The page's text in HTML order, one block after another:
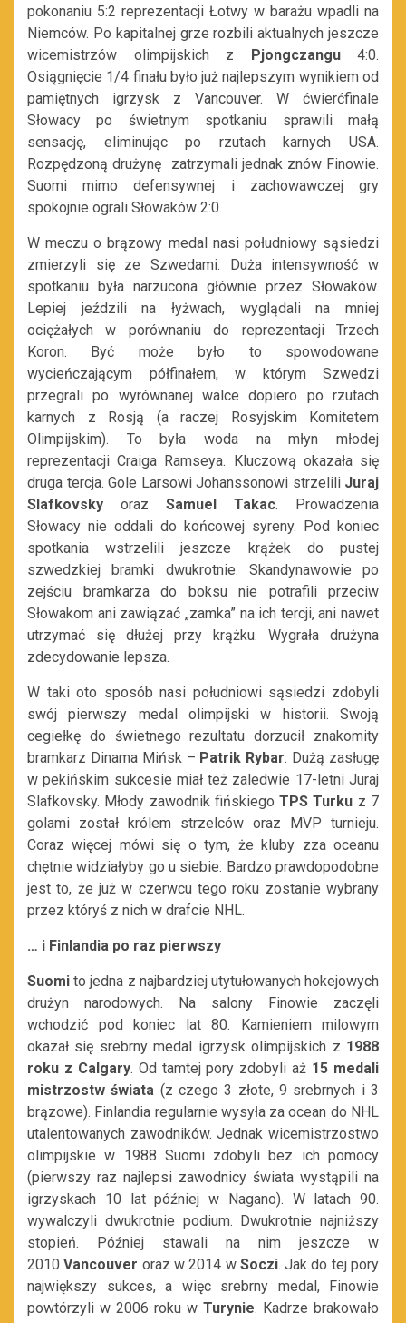
pokonaniu 5:2 reprezentacji Łotwy w barażu wpadli na
Niemców. Po kapitalnej grze rozbili aktualnych jeszcze
wicemistrzów olimpijskich z
Pjongczangu4:0.
Osiągnięcie 1/4 finału było już najlepszym wynikiem od
pamiętnych igrzysk z Vancouver. W ćwierćfinale
Słowacy po świetnym spotkaniu sprawili małą
sensację, eliminując po rzutach karnych USA.
Rozpędzoną drużynę zatrzymali jednak znów Finowie.
Suomi mimo defensywnej i zachowawczej gry
spokojnie ograli Słowaków 2:0.
W meczu o brązowy medal nasi południowy sąsiedzi
zmierzyli się ze Szwedami. Duża intensywność w
spotkaniu była narzucona głównie przez Słowaków.
Lepiej jeździli na łyżwach, wyglądali na mniej
ociężałych w porównaniu do reprezentacji Trzech
Koron. Być może było to spowodowane
wycieńczającym półfinałem, w którym Szwedzi
przegrali po wyrównanej walce dopiero po rzutach
karnych z Rosją (a raczej Rosyjskim Komitetem
Olimpijskim). To była woda na młyn młodej
reprezentacji Craiga Ramseya. Kluczową okazała się
druga tercja. Gole Larsowi Johanssonowi strzelili Juraj
Slafkovsky oraz Samuel Takac. Prowadzenia
Słowacy nie oddali do końcowej syreny. Pod koniec
spotkania wstrzelili jeszcze krążek do pustej
szwedzkiej bramki dwukrotnie. Skandynawowie po
zejściu bramkarza do boksu nie potrafili przeciw
Słowakom ani zawiązać „zamka” na ich tercji, ani nawet
utrzymać się dłużej przy krążku. Wygrała drużyna
zdecydowanie lepsza.
W taki oto sposób nasi południowi sąsiedzi zdobyli
swój pierwszy medal olimpijski w historii. Swoją
cegiełkę do świetnego rezultatu dorzucił znakomity
bramkarz Dinama Mińsk – Patrik Rybar. Dużą zasługę
w pekińskim sukcesie miał też zaledwie 17-letni Juraj
Slafkovsky. Młody zawodnik fińskiegoTPS Turku z 7
golami został królem strzelców oraz MVP turnieju.
Coraz więcej mówi się o tym, że kluby zza oceanu
chętnie widziałyby go u siebie. Bardzo prawdopodobne
jest to, że już w czerwcu tego roku zostanie wybrany
przez któryś z nich w drafcie NHL.
… i Finlandia po raz pierwszy
Suomi to jedna z najbardziej utytułowanych hokejowych
drużyn narodowych. Na salony Finowie zaczęli
wchodzić pod koniec lat 80. Kamieniem milowym
okazał się srebrny medal igrzysk olimpijskich z 1988
roku z Calgary. Od tamtej pory zdobyli aż 15 medali
mistrzostw świata (z czego 3 złote, 9 srebrnych i 3
brązowe). Finlandia regularnie wysyła za ocean do NHL
utalentowanych zawodników. Jednak wicemistrzostwo
olimpijskie w 1988 Suomi zdobyli bez ich pomocy
(pierwszy raz najlepsi zawodnicy świata wystąpili na
igrzyskach 10 lat później w Nagano). W latach 90.
wywalczyli dwukrotnie podium. Dwukrotnie najniższy
stopień. Później stawali na nim jeszcze w
2010Vancouver oraz w 2014 w Soczi. Jak do tej pory
największy sukces, a więc srebrny medal, Finowie
powtórzyli w 2006 roku w Turynie. Kadrze brakowało